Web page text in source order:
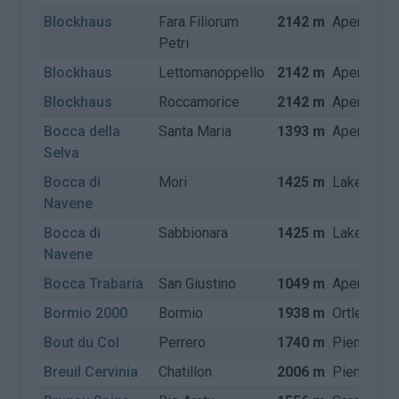
Blockhaus
Fara Filiorum
Petri
2142 m
Blockhaus Lettomanoppello 2142 m
Blockhaus
Roccamorice 2142 m
Bocca della
Selva
Santa Maria 1393 m
Bocca di
Navene
Mori 1425 m Lake
Bocca di
Navene
Sabbionara 1425 m Lake
Bocca Trabaria San Giustino 1049 m
Bormio 2000
Bormio 1938 m Ortler
Bout du Col
Perrero 1740 m Piemonte
Breuil Cervinia
Chatillon 2006 m Piemonte